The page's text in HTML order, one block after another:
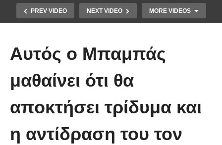
PREV VIDEO NEXT VIDEO MORE VIDEOS
άτυχη μέρα στη δουλειά
Αυτός ο Μπαμπάς
μαθαίνει ότι θα
αποκτήσει τρίδυμα και
η αντίδραση του τον